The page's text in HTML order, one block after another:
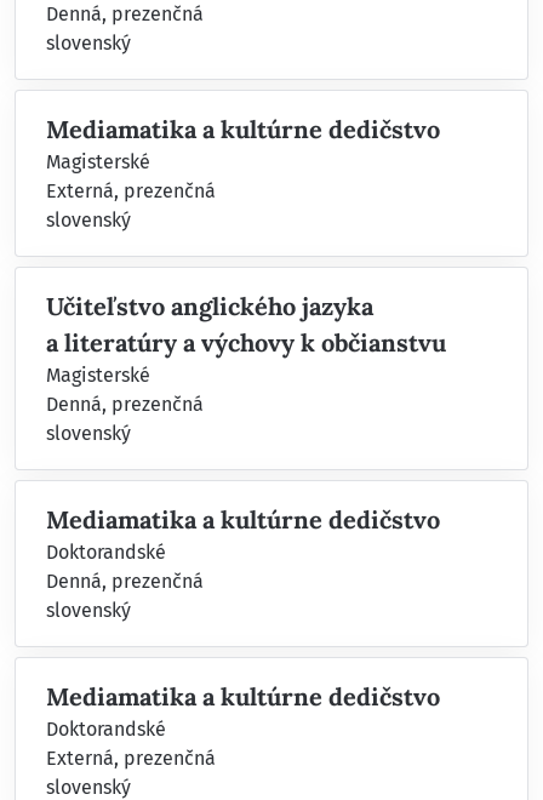
Denná, prezenčná
slovenský
Mediamatika a kultúrne dedičstvo
Magisterské
Externá, prezenčná
slovenský
Učiteľstvo anglického jazyka
a literatúry a výchovy k občianstvu
Magisterské
Denná, prezenčná
slovenský
Mediamatika a kultúrne dedičstvo
Doktorandské
Denná, prezenčná
slovenský
Mediamatika a kultúrne dedičstvo
Doktorandské
Externá, prezenčná
slovenský